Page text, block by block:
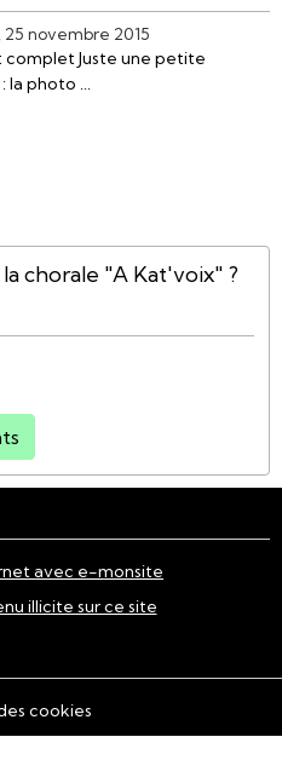
novembre 2015
complet Juste une petite
la photo ...
chorale "A Kat'voix" ?
avec e-monsite
illicite sur ce site
cookies